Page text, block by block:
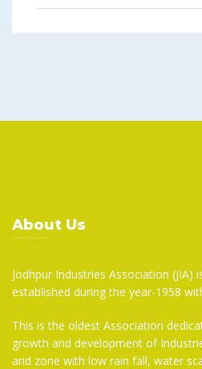
About Us
Jodhpur Industries Association
established during the year-1958
This is the oldest Association
growth and development of
arid zone with low rain fall, water